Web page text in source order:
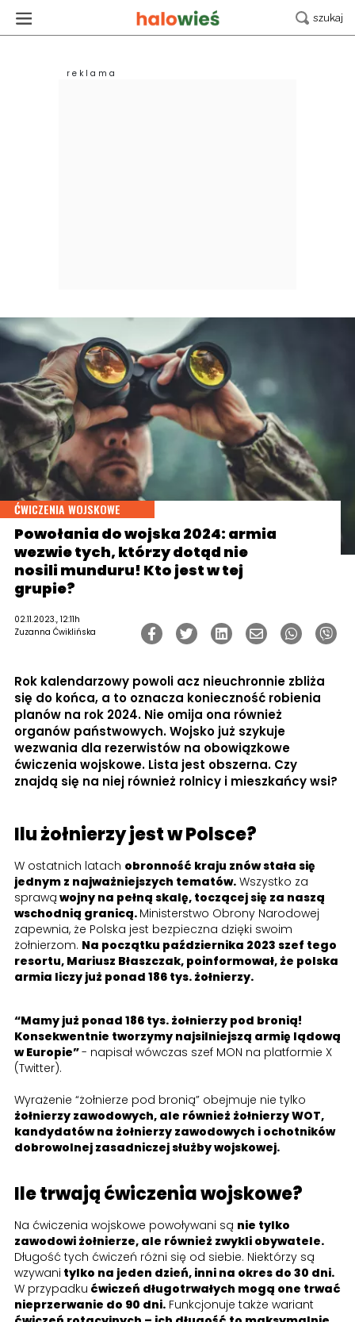
ĆWICZENIA WOJSKOWE
Powołania do wojska 2024: armia
wezwie tych, którzy dotąd nie
nosili munduru! Kto jest w tej
grupie?
02.11.2023., 12:11h
Zuzanna Ćwiklińska
Rok kalendarzowy powoli acz nieuchronnie zbliża
się do końca, a to oznacza konieczność robienia
planów na rok 2024. Nie omija ona również
organów państwowych. Wojsko już szykuje
wezwania dla rezerwistów na obowiązkowe
ćwiczenia wojskowe. Lista jest obszerna. Czy
znajdą się na niej również rolnicy i mieszkańcy wsi?
Ilu żołnierzy jest w Polsce?
W ostatnich latach obronność kraju znów stała się
jednym z najważniejszych tematów. Wszystko za
sprawą wojny na pełną skalę, toczącej się za naszą
wschodnią granicą. Ministerstwo Obrony Narodowej
zapewnia, że Polska jest bezpieczna dzięki swoim
żołnierzom. Na początku października 2023 szef tego
resortu, Mariusz Błaszczak, poinformował, że polska
armia liczy już ponad 186 tys. żołnierzy.
“Mamy już ponad 186 tys. żołnierzy pod bronią!
Konsekwentnie tworzymy najsilniejszą armię lądową
w Europie”- napisał wówczas szef MON na platformie X
(Twitter).
Wyrażenie “żołnierze pod bronią” obejmuje nie tylko
żołnierzy zawodowych, ale również żołnierzy WOT,
kandydatów na żołnierzy zawodowych i ochotników
dobrowolnej zasadniczej służby wojskowej.
Ile trwają ćwiczenia wojskowe?
Na ćwiczenia wojskowe powoływani są nie tylko
zawodowi żołnierze, ale również zwykli obywatele.
Długość tych ćwiczeń różni się od siebie. Niektórzy są
wzywani tylko na jeden dzień, inni na okres do 30 dni.
W przypadku ćwiczeń długotrwałych mogą one trwać
nieprzerwanie do 90 dni. Funkcjonuje także wariant